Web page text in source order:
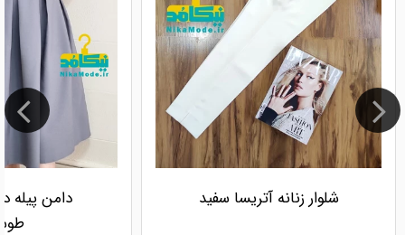
شلوار زنانه آتریسا سفید
دامن پیله